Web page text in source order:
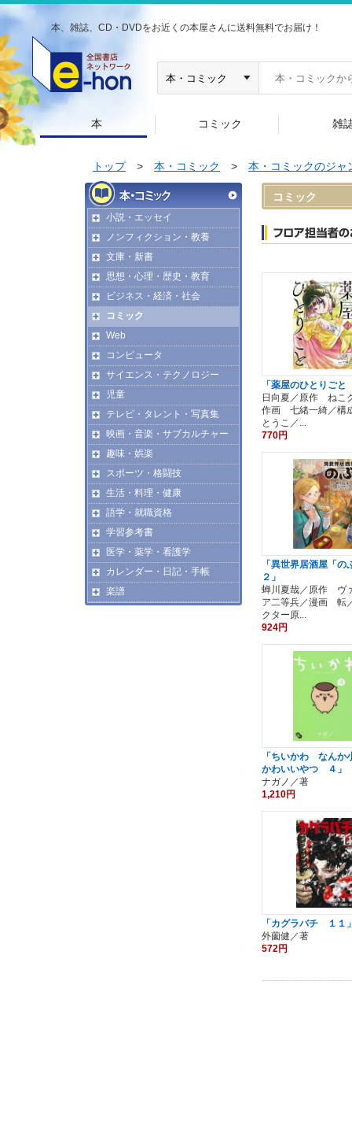
本、雑誌、CD・DVDをお近くの本屋さんに送料無料でお届け！
本 コミック 雑
トップ> 本・コミック > 本・コミックのジャ
小説・エッセイ
ノンフィクション・教養
文庫・新書
思想・心理・歴史・教育
ビジネス・経済・社会
コミック
Web
コンピュータ
サイエンス・テクノロジー
児童
テレビ・タレント・写真集
映画・音楽・サブカルチャー
趣味・娯楽
スポーツ・格闘技
生活・料理・健康
語学・就職資格
学習参考書
医学・薬学・看護学
カレンダー・日記・手帳
楽譜
コミック
「薬屋のひとりご
日向夏／原作 ねこ
作画 七緒一綺／構
とうこ／...
770円
「異世界居酒屋「
２」
蝉川夏哉／原作 ヴ
ア二等兵／漫画 転
クター原...
924円
「ちいかわ なんか
かわいいやつ ４」
ナガノ／著
1,210円
「カグラバチ １１
外薗健／著
572円